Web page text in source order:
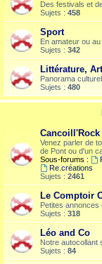
Des festivals et
Sujets : 458
Sport
En amateur ou
Sujets : 342
Littérature,
Panorama
Sujets : 480
Cancoill'Rock
Venez parler de
de Pont ou d'un
Sous-forums :
Re.créations
Sujets : 2461
Le Comptoir
Petites
Sujets : 318
Léo and Co
Notre autocollant
Sujets : 84